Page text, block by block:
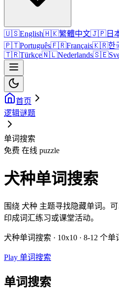
🇺🇸English🇭🇰繁體中文🇯🇵 日
🇵🇹Português🇫🇷Français🇰🇷한
🇹🇷Türkçe🇳🇱Nederlands🇸🇪
首页
逻辑谜题
单词搜索
免费 在线 puzzle
犬种单词搜索
围绕 犬种 主题寻找隐藏单词。
印成词汇练习或课堂活动。
犬种单词搜索 · 10x10 · 8-12 个单
Play 单词搜索
单词搜索